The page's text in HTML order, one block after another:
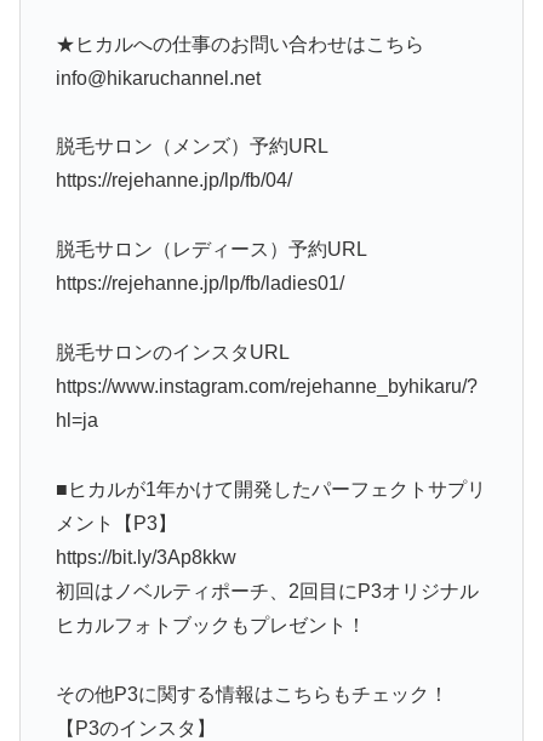
★ヒカルへの仕事のお問い合わせはこちら
info@hikaruchannel.net
脱毛サロン（メンズ）予約URL
https://rejehanne.jp/lp/fb/04/
脱毛サロン（レディース）予約URL
https://rejehanne.jp/lp/fb/ladies01/
脱毛サロンのインスタURL
https://www.instagram.com/rejehanne_byhikaru/?
hl=ja
■ヒカルが1年かけて開発したパーフェクトサプリ
メント【P3】
https://bit.ly/3Ap8kkw
初回はノベルティポーチ、2回目にP3オリジナル
ヒカルフォトブックもプレゼント！
その他P3に関する情報はこちらもチェック！
【P3のインスタ】